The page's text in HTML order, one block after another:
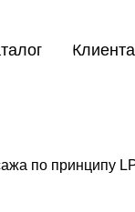
по принципу